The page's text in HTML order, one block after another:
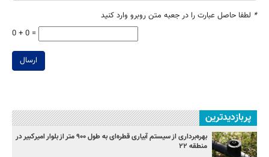
* لطفا حاصل عبارت را در جعبه متن روبرو وارد کنید
0 + 0 =
ارسال
پربازدیدترین
بهره‌برداری از سیستم آبیاری قطره‌ای به طول ۹۰۰ متر از بلوار امیرکبیر در
منطقه ۲۲